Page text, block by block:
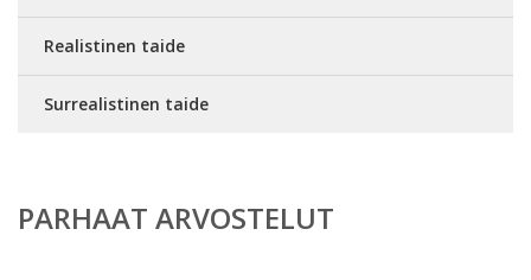
Realistinen taide
Surrealistinen taide
PARHAAT ARVOSTELUT